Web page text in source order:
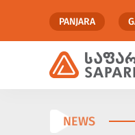
PANJARA
NEWS